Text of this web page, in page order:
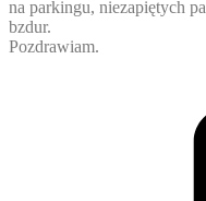
na parkingu, niezapiętych
bzdur.
Pozdrawiam.